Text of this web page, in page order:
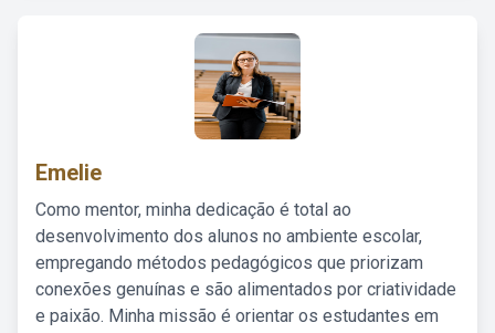
Emelie
Como mentor, minha dedicação é total ao
desenvolvimento dos alunos no ambiente escolar,
empregando métodos pedagógicos que priorizam
conexões genuínas e são alimentados por criatividade
e paixão. Minha missão é orientar os estudantes em